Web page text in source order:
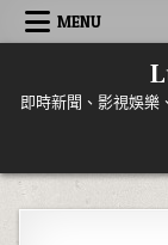
Skip to content
MENU
即時新聞、影視娛